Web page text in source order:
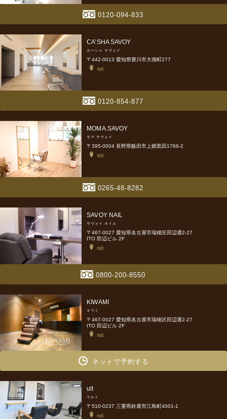
0120-094-833
CA’SHA SAVOY
カーシャ サヴォイ
〒442-0013 愛知県豊川市大堀町277
地図
0120-854-877
MOMA.SAVOY
モマ サヴォイ
〒395-0004 長野県飯田市上郷黒田1766-2
地図
0265-48-8282
SAVOY NAIL
サヴォイ ネイル
〒467-0027 愛知県名古屋市瑞穂区田辺通2-27
ITO 田辺ビル 2F
地図
0800-200-8550
KIWAMI
キワミ
〒467-0027 愛知県名古屋市瑞穂区田辺通2-27
ITO 田辺ビル 2F
地図
ネットで予約する
ult
ウルト
〒510-0237 三重県鈴鹿市江島町4001-1
地図